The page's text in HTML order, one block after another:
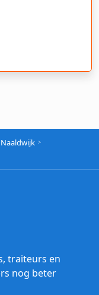
Naaldwijk
traiteurs en
nog beter